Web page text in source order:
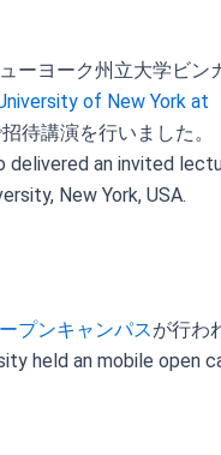
ーヨーク州立大学ビン
of New York at
待講演を行いました。
delivered an invited
New York, USA.
プンキャンパスが行わ
held an mobile open